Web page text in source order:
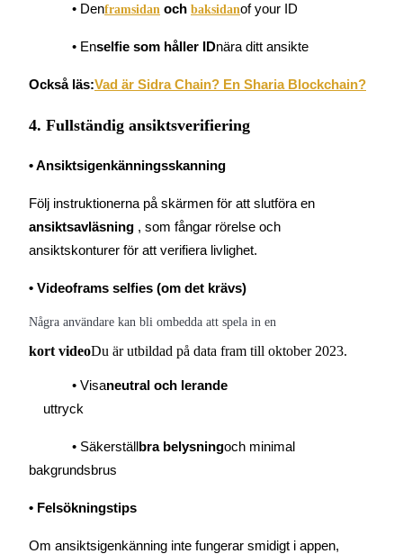
Power Piggy
Tjäna konkurrenskraftiga belöningar dagligen
Hög avkastning och omedelbar tillgång
Flexibel insats för att tjäna populära tokens
• Denframsidan och baksidanof your ID
• Enselfie som håller IDnära ditt ansikte
Också läs:Vad är Sidra Chain? En Sharia Blockchain?
4. Fullständig ansiktsverifiering
• Ansiktsigenkänningsskanning
Följ instruktionerna på skärmen för att slutföra en
ansiktsavläsning , som fångar rörelse och
ansiktskonturer för att verifiera livlighet.
• Videoframs selfies (om det krävs)
Några användare kan bli ombedda att spela in en
kort videoDu är utbildad på data fram till oktober 2023.
• Visaneutral och lerande
uttryck
• Säkerställbra belysningoch minimal
bakgrundsbrus
• Felsökningstips
Om ansiktsigenkänning inte fungerar smidigt i appen,